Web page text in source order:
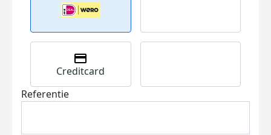
Creditcard
Referentie